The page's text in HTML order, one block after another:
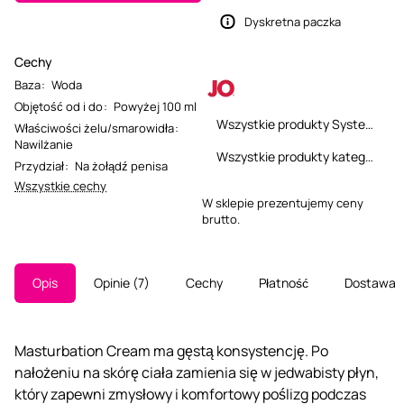
Cechy
Baza: Woda
Objętość od i do: Powyżej 100 ml
Właściwości żelu/smarowidła:
Nawilżanie
Przydział: Na żołądź penisa
Wszystkie cechy
Dyskretna paczka
Wszystkie produkty System JO
Wszystkie produkty kategorii
W sklepie prezentujemy ceny
brutto.
Opis Opinie 7 Cechy Płatność Dostawa
Masturbation Cream ma gęstą konsystencję. Po
nałożeniu na skórę ciała zamienia się w jedwabisty płyn,
który zapewni zmysłowy i komfortowy poślizg podczas